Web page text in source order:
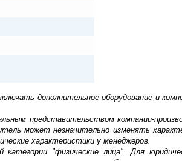
дополнительное оборудование и
представительством компании-
может незначительно изменять
характеристики у менеджеров.
"физические лица". Для